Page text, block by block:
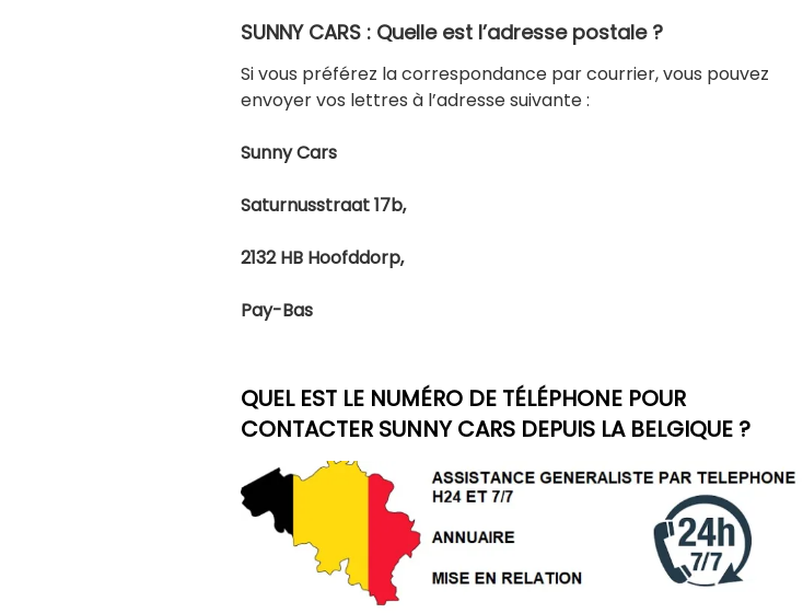
SUNNY CARS : Quelle est l’adresse postale ?
Si vous préférez la correspondance par courrier, vous pouvez
envoyer vos lettres à l’adresse suivante :
Sunny Cars
Saturnusstraat 17b,
2132 HB Hoofddorp,
Pay-Bas
QUEL EST LE NUMÉRO DE TÉLÉPHONE POUR
CONTACTER SUNNY CARS DEPUIS LA BELGIQUE ?